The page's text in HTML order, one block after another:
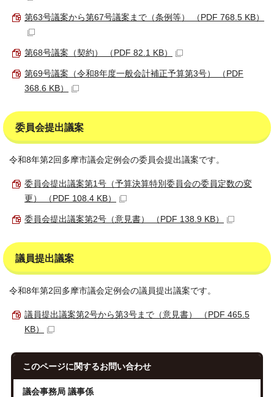
第63号議案から第67号議案まで（条例等） （PDF 768.5 KB）
第68号議案（契約） （PDF 82.1 KB）
第69号議案（令和8年度一般会計補正予算第3号） （PDF
368.6 KB）
委員会提出議案
令和8年第2回多摩市議会定例会の委員会提出議案です。
委員会提出議案第1号（予算決算特別委員会の委員定数の変
更） （PDF 108.4 KB）
委員会提出議案第2号（意見書） （PDF 138.9 KB）
議員提出議案
令和8年第2回多摩市議会定例会の議員提出議案です。
議員提出議案第2号から第3号まで（意見書） （PDF 465.5
KB）
このページに関するお問い合わせ
議会事務局 議事係